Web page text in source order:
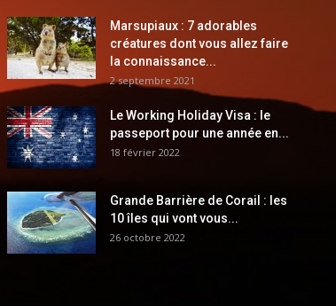
Marsupiaux : 7 adorables
créatures dont vous allez faire
la connaissance...
2 septembre 2021
Le Working Holiday Visa : le
passeport pour une année en...
18 février 2022
Grande Barrière de Corail : les
10 îles qui vont vous...
26 octobre 2022